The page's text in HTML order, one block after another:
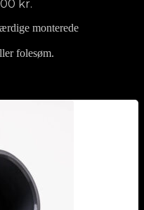
kr.
monterede
folesøm.